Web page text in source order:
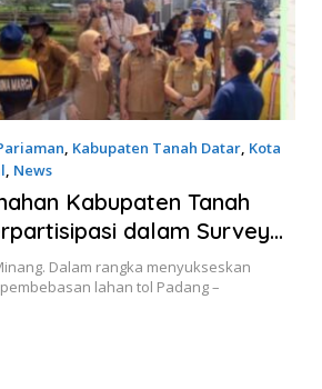
Kabupaten Tanah Datar Kota
News
Kabupaten Tanah
dalam Survey
– Bukittinggi
Dalam rangka menyukseskan
lahan tol Padang –